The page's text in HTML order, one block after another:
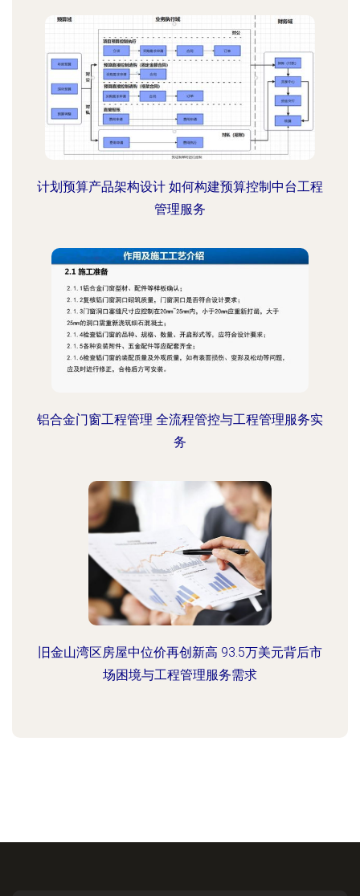
计划预算产品架构设计 如何构建预算控制中台工程
管理服务
铝合金门窗工程管理 全流程管控与工程管理服务实
务
旧金山湾区房屋中位价再创新高 93.5万美元背后市
场困境与工程管理服务需求